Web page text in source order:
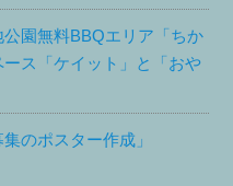
園無料BBQエリア「ちか
ス「ケイット」と「おや
のポスター作成」